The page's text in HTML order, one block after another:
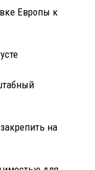
Европы к
на